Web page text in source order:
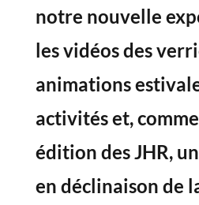
notre nouvelle
lesvidéos des
animations
activités et,
édition des JHR,
en déclinaison de